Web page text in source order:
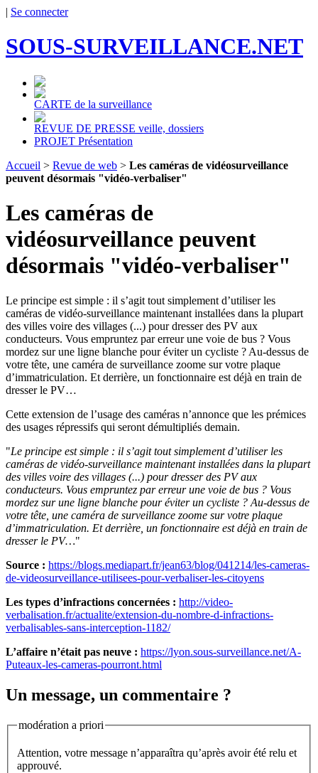
| Se connecter
SOUS-SURVEILLANCE.NET
CARTE de la surveillance
REVUE DE PRESSE veille, dossiers
PROJET Présentation
Accueil > Revue de web > Les caméras de vidéosurveillance
peuvent désormais "vidéo-verbaliser"
Les caméras de
vidéosurveillance peuvent
désormais "vidéo-verbaliser"
Le principe est simple : il s’agit tout simplement d’utiliser les
caméras de vidéo-surveillance maintenant installées dans la plupart
des villes voire des villages (...) pour dresser des PV aux
conducteurs. Vous empruntez par erreur une voie de bus ? Vous
mordez sur une ligne blanche pour éviter un cycliste ? Au-dessus de
votre tête, une caméra de surveillance zoome sur votre plaque
d’immatriculation. Et derrière, un fonctionnaire est déjà en train de
dresser le PV…
Cette extension de l’usage des caméras n’annonce que les prémices
des usages répressifs qui seront démultipliés demain.
"Le principe est simple : il s’agit tout simplement d’utiliser les
caméras de vidéo-surveillance maintenant installées dans la plupart
des villes voire des villages (...) pour dresser des PV aux
conducteurs. Vous empruntez par erreur une voie de bus ? Vous
mordez sur une ligne blanche pour éviter un cycliste ? Au-dessus de
votre tête, une caméra de surveillance zoome sur votre plaque
d’immatriculation. Et derrière, un fonctionnaire est déjà en train de
dresser le PV…"
Source : https://blogs.mediapart.fr/jean63/blog/041214/les-cameras-
de-videosurveillance-utilisees-pour-verbaliser-les-citoyens
Les types d’infractions concernées : http://video-
verbalisation.fr/actualite/extension-du-nombre-d-infractions-
verbalisables-sans-interception-1182/
L’affaire n’était pas neuve : https://lyon.sous-surveillance.net/A-
Puteaux-les-cameras-pourront.html
Un message, un commentaire ?
modération a priori
Attention, votre message n’apparaîtra qu’après avoir été relu et
approuvé.